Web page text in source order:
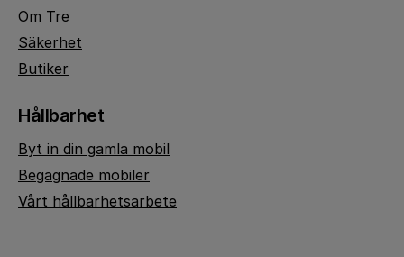
Om Tre
Säkerhet
Butiker
Hållbarhet
Byt in din gamla mobil
Begagnade mobiler
Vårt hållbarhetsarbete